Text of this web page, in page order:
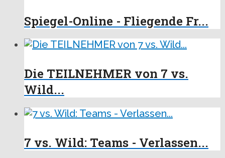
Spiegel-Online - Fliegende Fr...
Die TEILNEHMER von 7 vs.
Wild...
7 vs. Wild: Teams - Verlassen...